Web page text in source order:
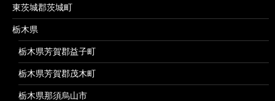
東茨城郡茨城町
栃木県
栃木県芳賀郡益子町
栃木県芳賀郡茂木町
栃木県那須烏山市